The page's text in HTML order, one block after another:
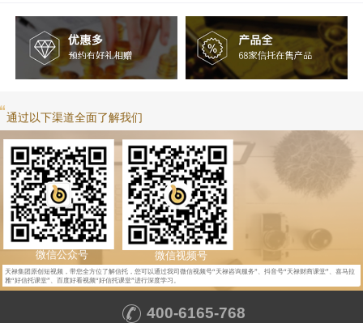
通过以下渠道全面了解我们
微信公众号 微信视频号
天禄集团原创短视频，带您全方位了解信托，您可以通过我司微信视频号“天禄咨询服务”、抖音号“天禄财商课堂”、喜马拉
雅“好信托课堂”、百度好看视频“好信托课堂”进行深度学习。
400-6165-768